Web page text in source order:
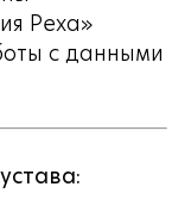
Реха»
с данными